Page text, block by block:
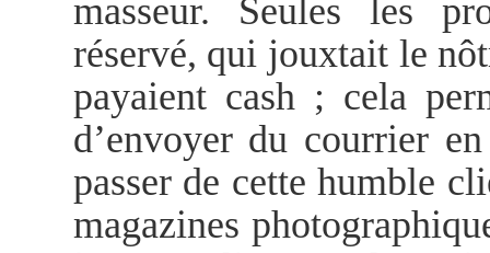
masseur. Seules les
réservé, qui jouxtait le
payaient cash ; cela
d’envoyer du courrier
passer de cette humble
magazines